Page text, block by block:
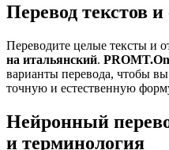
Перевод текстов и
Переводите целые тексты и
на итальянский.
варианты перевода, чтобы
точную и естественную
Нейронный
и терминология